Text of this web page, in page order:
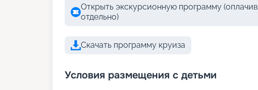
Открыть экскурсионную программу
отдельно)
Скачать программу круиза
Условия размещения с детьми